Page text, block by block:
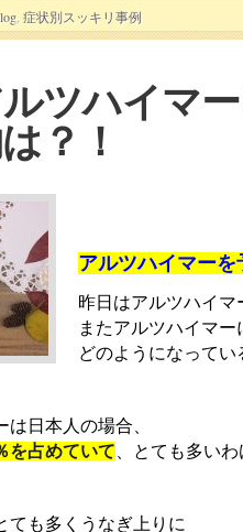
症状別スッキリ事例
ツハイマ
？！
アルツハイマーを
昨日はアルツハイマ
またアルツハイマ
どのようになってい
は日本人の場合、
を占めていて 、とても多いわ
ても多くうなぎ上りに